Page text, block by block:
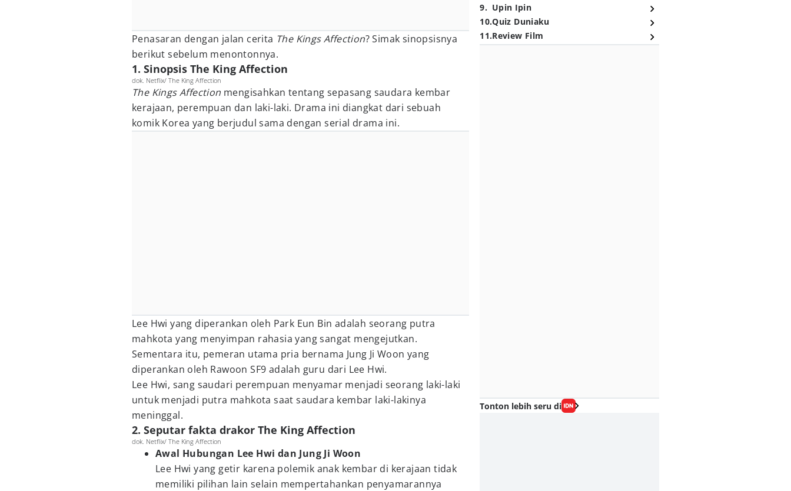
Penasaran dengan jalan cerita The Kings Affection? Simak sinopsisnya
berikut sebelum menontonnya.
1. Sinopsis The King Affection
dok. Netflix/ The King Affection
The Kings Affection mengisahkan tentang sepasang saudara kembar
kerajaan, perempuan dan laki-laki. Drama ini diangkat dari sebuah
komik Korea yang berjudul sama dengan serial drama ini.
Lee Hwi yang diperankan oleh Park Eun Bin adalah seorang putra
mahkota yang menyimpan rahasia yang sangat mengejutkan.
Sementara itu, pemeran utama pria bernama Jung Ji Woon yang
diperankan oleh Rawoon SF9 adalah guru dari Lee Hwi.
Lee Hwi, sang saudari perempuan menyamar menjadi seorang laki-laki
untuk menjadi putra mahkota saat saudara kembar laki-lakinya
meninggal.
2. Seputar fakta drakor The King Affection
dok. Netflix/ The King Affection
Awal Hubungan Lee Hwi dan Jung Ji Woon
Lee Hwi yang getir karena polemik anak kembar di kerajaan tidak
memiliki pilihan lain selain mempertahankan penyamarannya
9. Upin Ipin
10.Quiz Duniaku
11.Review Film
Tonton lebih seru di